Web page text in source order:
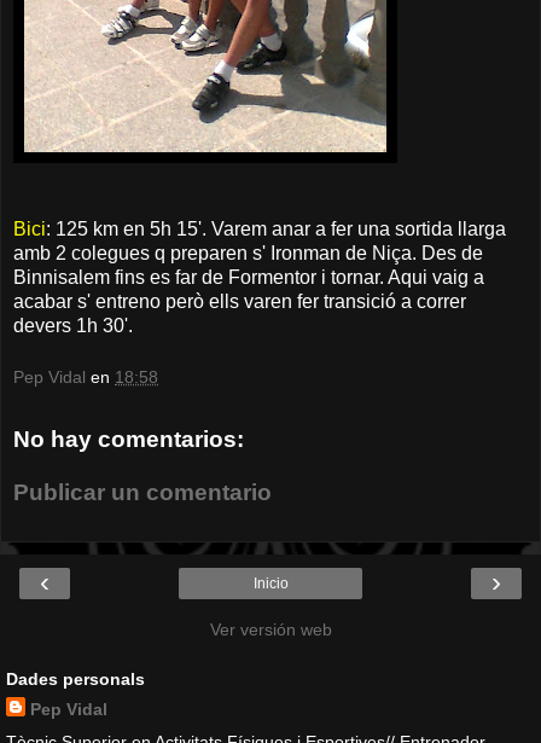
Bici: 125 km en 5h 15'. Varem anar a fer una sortida llarga
amb 2 colegues q preparen s' Ironman de Niça. Des de
Binnisalem fins es far de Formentor i tornar. Aqui vaig a
acabar s' entreno però ells varen fer transició a correr
devers 1h 30'.
Pep Vidal en 18:58
No hay comentarios:
Publicar un comentario
‹ ›
Inicio
Ver versión web
Dades personals
Pep Vidal